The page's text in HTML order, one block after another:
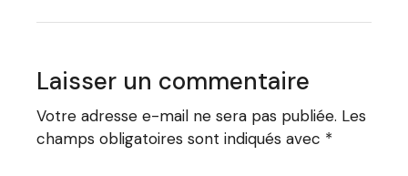
Laisser un commentaire
Votre adresse e-mail ne sera pas publiée. Les
champs obligatoires sont indiqués avec *